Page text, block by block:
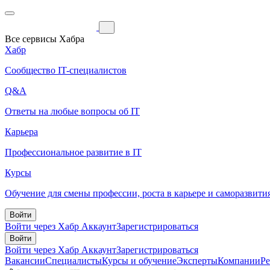
Все сервисы Хабра
Хабр
Сообщество IT-специалистов
Q&A
Ответы на любые вопросы об IT
Карьера
Профессиональное развитие в IT
Курсы
Обучение для смены профессии, роста в карьере и
Войти
Войти через Хабр АккаунтЗарегистрироваться
Войти
Войти через Хабр АккаунтЗарегистрироваться
ВакансииСпециалистыКурсы и обучениеЭкспертыКомпании